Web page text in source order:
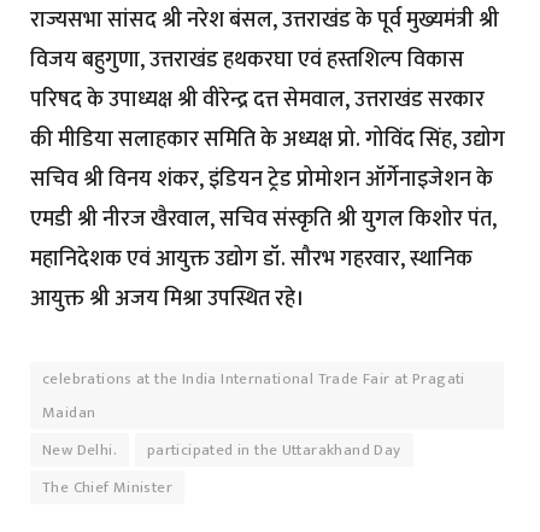
राज्यसभा सांसद श्री नरेश बंसल, उत्तराखंड के पूर्व मुख्यमंत्री श्री
विजय बहुगुणा, उत्तराखंड हथकरघा एवं हस्तशिल्प विकास
परिषद के उपाध्यक्ष श्री वीरेन्द्र दत्त सेमवाल, उत्तराखंड सरकार
की मीडिया सलाहकार समिति के अध्यक्ष प्रो. गोविंद सिंह, उद्योग
सचिव श्री विनय शंकर, इंडियन ट्रेड प्रोमोशन ऑर्गेनाइजेशन के
एमडी श्री नीरज खैरवाल, सचिव संस्कृति श्री युगल किशोर पंत,
महानिदेशक एवं आयुक्त उद्योग डॉ. सौरभ गहरवार, स्थानिक
आयुक्त श्री अजय मिश्रा उपस्थित रहे।
celebrations at the India International Trade Fair at Pragati
Maidan
New Delhi.
participated in the Uttarakhand Day
The Chief Minister